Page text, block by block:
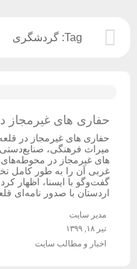
Tag: گردشگری
حفاری های غیرمجاز
حفاری های غیرمجاز در
میراث فرهنگی،
های غیرمجاز در
غربی آن را به طور کامل
اردستان با صدور نامه‌ای
مدیر سایت
تیر ۱۸, ۱۳۹۹
اخبار و مطالب سایت